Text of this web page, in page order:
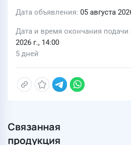
Дата объявления 05 августа
Дата и время окончания подачи
2026 г., 14:00
5 дней
Связанная
продукция